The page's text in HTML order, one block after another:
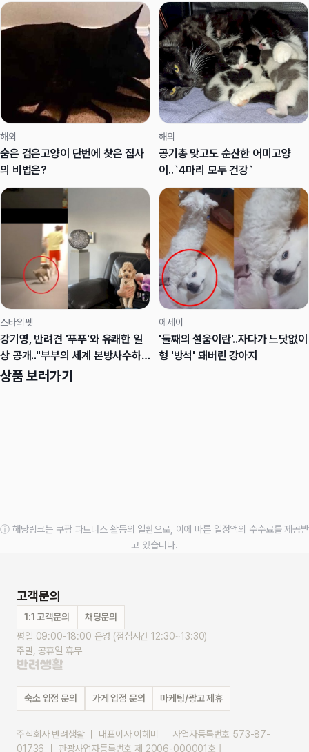
해외
숨은 검은고양이 단번에 찾은 집사
의 비법은?
해외
공기총 맞고도 순산한 어미고양
이..`4마리 모두 건강`
스타의펫
강기영, 반려견 '푸푸'와 유쾌한 일
상 공개.."부부의 세계 본방사수하
러"
에세이
'둘째의 설움이란'..자다가 느닷없이
형 '방석' 돼버린 강아지
상품 보러가기
ⓘ 해당링크는 쿠팡 파트너스 활동의 일환으로, 이에 따른 일정액의 수수료를 제공받
고 있습니다.
고객문의
1:1 고객문의
채팅문의
평일 09:00-18:00 운영 (점심시간 12:30~13:30)
주말, 공휴일 휴무
숙소 입점 문의 가게 입점 문의 마케팅/광고 제휴
주식회사 반려생활 ｜ 대표이사 이혜미 ｜ 사업자등록번호 573-87-
01736 ｜ 관광사업자등록번호 제 2006-000001호 |